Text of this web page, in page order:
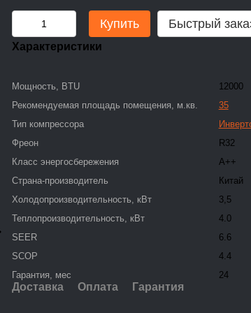
Купить Быстрый
Характеристики
Мощность, BTU
12000
Рекомендуемая площадь помещения, м.кв.
35
Тип компрессора
Фреон
R32
Класс энергосбережения
A++
Страна-производитель
Китай
Холодопроизводительность, кВт
3,5
Теплопроизводительность, кВт
4.0
SEER
6.6
SCOP
4.4
Гарантия, мес
24
Доставка Оплата Гарантия